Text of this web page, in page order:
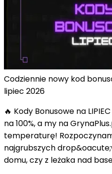
Codziennie nowy kod
lipiec 2026
🔥 Kody Bonusowe na
na 100%, a my na
temperaturę!
najgrubszych
domu, czy z leżaka nad